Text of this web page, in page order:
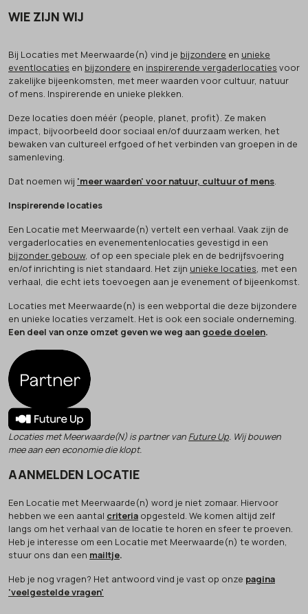
WIE ZIJN WIJ
Bij Locaties met Meerwaarde(n) vind je bijzondere en unieke
eventlocaties en bijzondere en inspirerende vergaderlocaties voor
zakelijke bijeenkomsten, met meer waarden voor cultuur, natuur
of mens. Inspirerende en unieke plekken.
Deze locaties doen méér (people, planet, profit). Ze maken
impact, bijvoorbeeld door sociaal en/of duurzaam werken, het
bewaken van cultureel erfgoed of het verbinden van groepen in de
samenleving.
Dat noemen wij 'meer waarden' voor natuur, cultuur of mens.
Inspirerende locaties
Een Locatie met Meerwaarde(n) vertelt een verhaal. Vaak zijn de
vergaderlocaties en evenementenlocaties gevestigd in een
bijzonder gebouw, of op een speciale plek en de bedrijfsvoering
en/of inrichting is niet standaard. Het zijn unieke locaties, met een
verhaal, die echt iets toevoegen aan je evenement of bijeenkomst.
Locaties met Meerwaarde(n) is een webportal die deze bijzondere
en unieke locaties verzamelt. Het is ook een sociale onderneming.
Een deel van onze omzet geven we weg aan goede doelen.
Locaties met Meerwaarde(N) is partner van Future Up. Wij bouwen
mee aan een economie die klopt.
AANMELDEN LOCATIE
Een Locatie met Meerwaarde(n) word je niet zomaar. Hiervoor
hebben we een aantal criteria opgesteld. We komen altijd zelf
langs om het verhaal van de locatie te horen en sfeer te proeven.
Heb je interesse om een Locatie met Meerwaarde(n) te worden,
stuur ons dan een mailtje.
Heb je nog vragen? Het antwoord vind je vast op onze pagina
'veelgestelde vragen'